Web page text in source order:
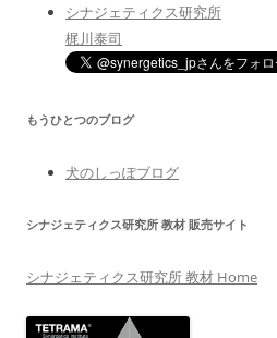
シナジェティクス研究所
梶川泰司
もうひとつのブログ
犬のしっぽブログ
シナジェティクス研究所 教材 販売サイト
シナジェティクス研究所 教材 Home